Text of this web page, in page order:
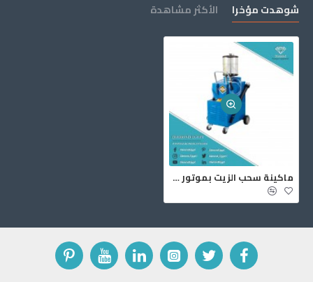
شوهدت مؤخرا الأكثر مشاهدة
ماكينة سحب الزيت بموتور كهربي صيني 3074